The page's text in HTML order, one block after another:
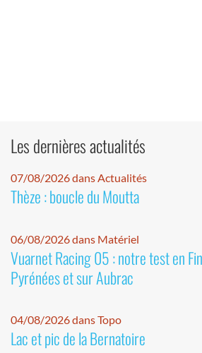
Les dernières actualités
07/08/2026 dans Actualités
Thèze : boucle du Moutta
06/08/2026 dans Matériel
Vuarnet Racing 05 : notre test en
Pyrénées et sur Aubrac
04/08/2026 dans Topo
Lac et pic de la Bernatoire